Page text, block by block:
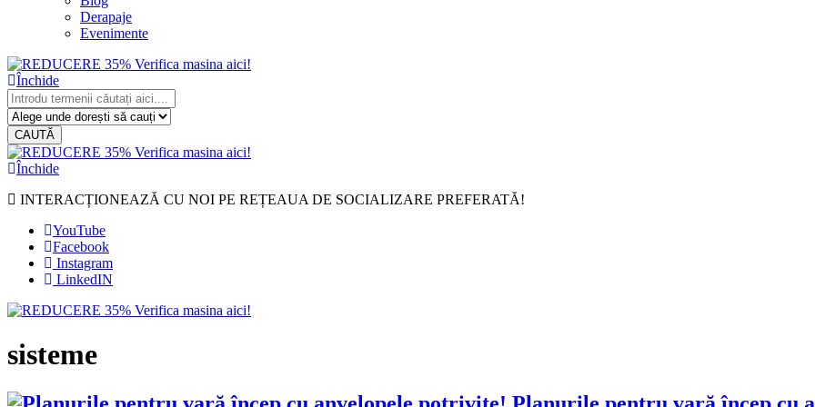
Derapaje
Evenimente
Închide
CAUTĂ
Închide
INTERACȚIONEAZĂ CU NOI PE REȚEAUA DE SOCIALIZARE PREFERATĂ!
YouTube
Facebook
Instagram
LinkedIN
sisteme